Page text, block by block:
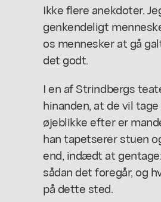
Ikke flere anekdoter.
genkendeligt
os mennesker at gå
det godt.
I en af Strindbergs
hinanden, at de vil
øjeblikke efter er
han tapetserer stuen
end, indædt at
sådan det foregår, og
på dette sted.